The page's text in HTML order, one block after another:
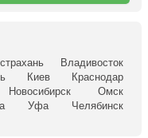
Владивосток
Киев
Краснодар
Новосибирск
Омск
Уфа
Челябинск